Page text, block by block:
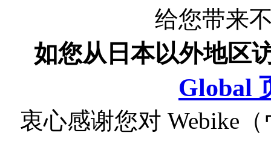
给您带来
如您从日本以外地区
Global
衷心感谢您对 Webike